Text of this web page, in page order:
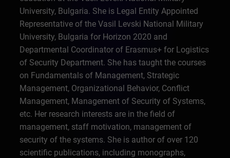
University, Bulgaria. She is Legal Entity Appointed
Representative of the Vasil Levski National Military
University, Bulgaria for Horizon 2020 and
Departmental Coordinator of Erasmus+ for Logistics
of Security Department. She has taught the courses
on Fundamentals of Management, Strategic
Management, Organizational Behavior, Conflict
Management, Management of Security of Systems,
etc. Her research interests are in the field of
management, staff motivation, management of
security of the systems. She is author of over 120
scientific publications, including monographs,